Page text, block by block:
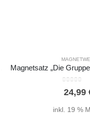
24,99
inkl. 19 %